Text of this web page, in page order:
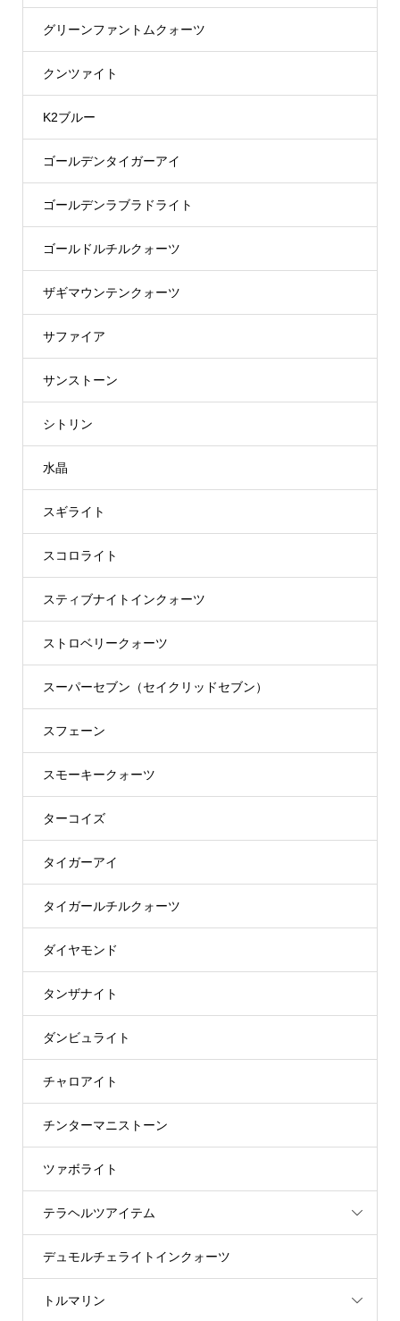
グリーンファントムクォーツ
クンツァイト
K2ブルー
ゴールデンタイガーアイ
ゴールデンラブラドライト
ゴールドルチルクォーツ
ザギマウンテンクォーツ
サファイア
サンストーン
シトリン
水晶
スギライト
スコロライト
スティブナイトインクォーツ
ストロベリークォーツ
スーパーセブン（セイクリッドセブン）
スフェーン
スモーキークォーツ
ターコイズ
タイガーアイ
タイガールチルクォーツ
ダイヤモンド
タンザナイト
ダンビュライト
チャロアイト
チンターマニストーン
ツァボライト
テラヘルツアイテム
デュモルチェライトインクォーツ
トルマリン